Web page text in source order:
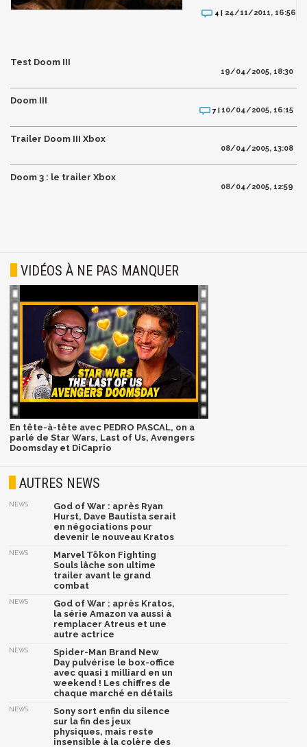
4 | 24/11/2011, 16:56
Test Doom III
19/04/2005, 18:30
Doom III
7 |10/04/2005, 16:15
Trailer Doom III Xbox
08/04/2005, 13:08
Doom 3 : le trailer Xbox
08/04/2005, 12:59
VIDÉOS À NE PAS MANQUER
En tête-à-tête avec PEDRO PASCAL, on a
parlé de Star Wars, Last of Us, Avengers
Doomsday et DiCaprio
AUTRES NEWS
NEWS
God of War : après Ryan
Hurst, Dave Bautista serait
en négociations pour
devenir le nouveau Kratos
NEWS
Marvel Tōkon Fighting
Souls lâche son ultime
trailer avant le grand
combat
NEWS
God of War : après Kratos,
la série Amazon va aussi à
remplacer Atreus et une
autre actrice
NEWS
Spider-Man Brand New
Day pulvérise le box-office
avec quasi 1 milliard en un
weekend ! Les chiffres de
chaque marché en détails
NEWS
Sony sort enfin du silence
sur la fin des jeux
physiques, mais reste
insensible à la colère des